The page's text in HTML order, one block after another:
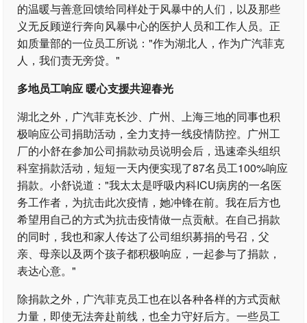
的温暖与善意回馈给同样处于风暴中的人们，以及那些
义无反顾逆行奔向风暴中心的医护人员和工作人员。正
如质量部的一位员工所说："作为湖北人，作为广汽菲克
人，我们责无旁贷。"
多地员工响应 暖心支援共迎春光
湖北之外，广汽菲克长沙、广州、上海三地的同事也积
极响应公司捐助活动，全力支持一线疫情防控。广州工
厂的小舒在参加公司捐款动员说明会后，迅速牵头组织
科室捐款活动，短短一天内便实现了87名员工100%响应
捐款。小舒说道："我太太是呼吸内科ICU病房的一名医
务工作者，为抗击此次疫情，她冲锋在前。我在后方也
希望用自己的方式为抗击疫情做一点贡献。在自己捐款
的同时，我也和家人传达了公司组织募捐的号召，父
亲、母亲以及两个孩子都积极响应，一起参与了捐款，
表达心意。"
除捐款之外，广汽菲克员工也在以各种各样的方式贡献
力量，即使无法奔赴前线，也全力守好后方。一些员工